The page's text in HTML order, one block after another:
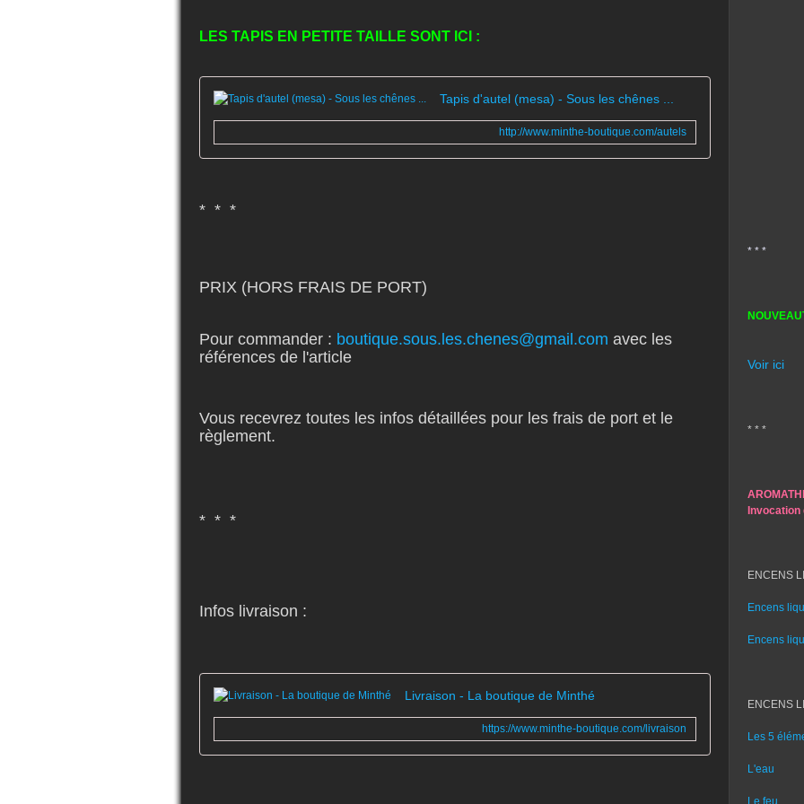
LES TAPIS EN PETITE TAILLE SONT ICI :
Tapis d'autel (mesa) - Sous les chênes ...
http://www.minthe-boutique.com/autels
* * *
PRIX (HORS FRAIS DE PORT)
Pour commander : boutique.sous.les.chenes@gmail.com avec les
références de l'article
Vous recevrez toutes les infos détaillées pour les frais de port et le
règlement.
* * *
Infos livraison :
Livraison - La boutique de Minthé
https://www.minthe-boutique.com/livraison
* * *
Voir ici
* * *
ENCENS
Encens
Encens
ENCENS
Les 5
L'eau
Le feu